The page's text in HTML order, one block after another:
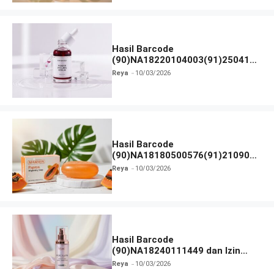
Hasil Barcode
(90)NA18220104003(91)250418
dan Izin BPOM
Reya 10/03/2026
Hasil Barcode
(90)NA18180500576(91)210906
dan Izin BPOM
Reya 10/03/2026
Hasil Barcode
(90)NA18240111449 dan Izin
BPOM
Reya 10/03/2026